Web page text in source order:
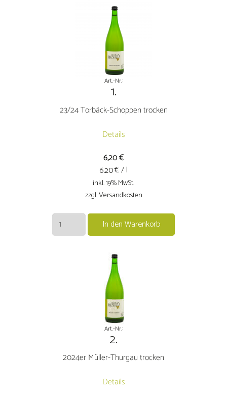
Produktseite
gewählt
Art.-Nr.:
1.
23/24 Torbäck-Schoppen trocken
Details
6,20€
6.20€ / l
inkl. 19% MwSt.
zzgl. Versandkosten
23/24
Torbäck-
In den Warenkorb
Art.-Nr.:
2.
2024er Müller-Thurgau trocken
Details